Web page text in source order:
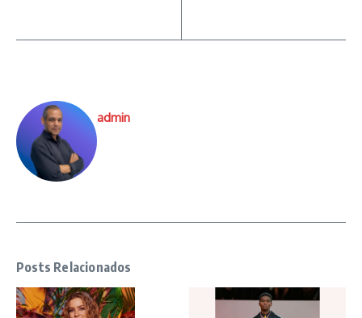
admin
Posts Relacionados